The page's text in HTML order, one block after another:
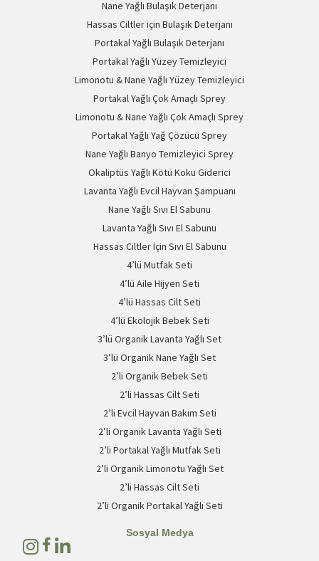
Nane Yağlı Bulaşık Deterjanı
Hassas Ciltler için Bulaşık Deterjanı
Portakal Yağlı Bulaşık Deterjanı
Portakal Yağlı Yüzey Temizleyici
Limonotu & Nane Yağlı Yüzey Temizleyici
Portakal Yağlı Çok Amaçlı Sprey
Limonotu & Nane Yağlı Çok Amaçlı Sprey
Portakal Yağlı Yağ Çözücü Sprey
Nane Yağlı Banyo Temizleyici Sprey
Okaliptüs Yağlı Kötü Koku Giderici
Lavanta Yağlı Evcil Hayvan Şampuanı
Nane Yağlı Sıvı El Sabunu
Lavanta Yağlı Sıvı El Sabunu
Hassas Ciltler İçin Sıvı El Sabunu
4’lü Mutfak Seti
4’lü Aile Hijyen Seti
4’lü Hassas Cilt Seti
4’lü Ekolojik Bebek Seti
3’lü Organik Lavanta Yağlı Set
3’lü Organik Nane Yağlı Set
2’li Organik Bebek Seti
2’li Hassas Cilt Seti
2’li Evcil Hayvan Bakım Seti
2’li Organik Lavanta Yağlı Seti
2’li Portakal Yağlı Mutfak Seti
2’li Organik Limonotu Yağlı Set
2’li Hassas Cilt Seti
2’li Organik Portakal Yağlı Seti
Sosyal Medya